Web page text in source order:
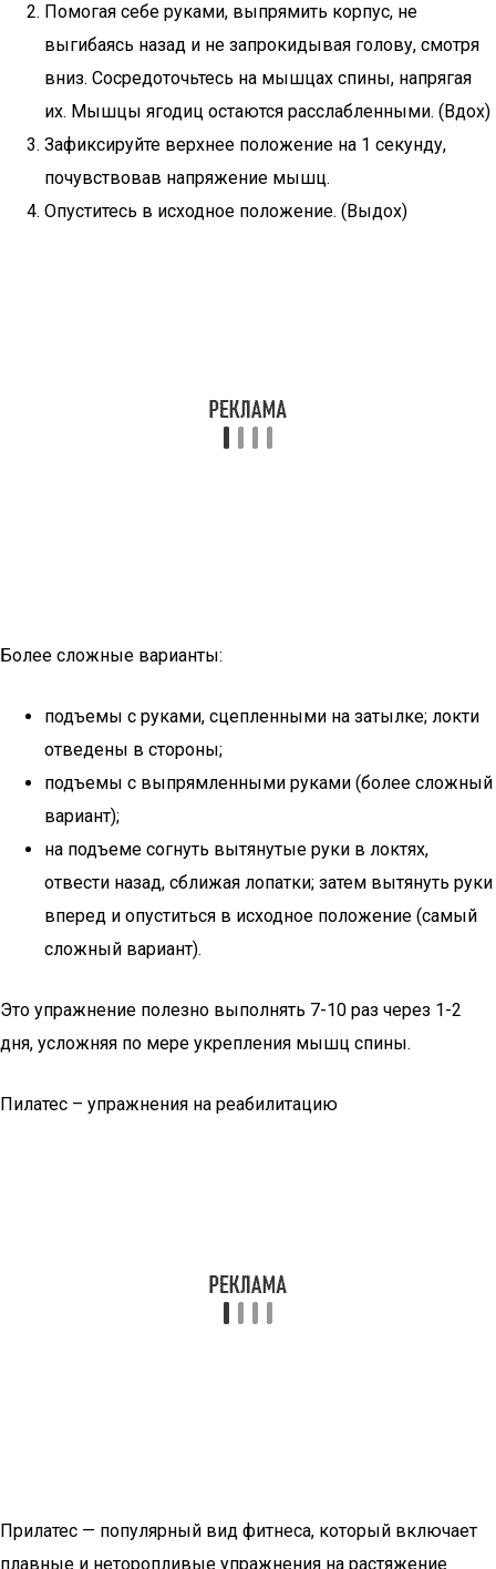
Помогая себе руками, выпрямить корпус, не
выгибаясь назад и не запрокидывая голову, смотря
вниз. Сосредоточьтесь на мышцах спины, напрягая
их. Мышцы ягодиц остаются расслабленными. (Вдох)
Зафиксируйте верхнее положение на 1 секунду,
почувствовав напряжение мышц.
Опуститесь в исходное положение. (Выдох)
Более сложные варианты:
подъемы с руками, сцепленными на затылке; локти
отведены в стороны;
подъемы с выпрямленными руками (более сложный
вариант);
на подъеме согнуть вытянутые руки в локтях,
отвести назад, сближая лопатки; затем вытянуть руки
вперед и опуститься в исходное положение (самый
сложный вариант).
Это упражнение полезно выполнять 7-10 раз через 1-2
дня, усложняя по мере укрепления мышц спины.
Пилатес – упражнения на реабилитацию
Прилатес — популярный вид фитнеса, который включает
плавные и неторопливые упражнения на растяжение